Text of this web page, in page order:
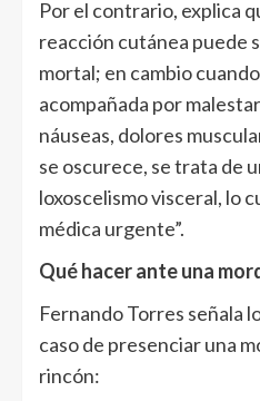
Por el contrario, explica
reacción cutánea puede
mortal; en cambio
acompañada por
náuseas, dolores
se oscurece, se trata de
loxoscelismo visceral, lo
médica urgente”.
Qué hacer ante una
Fernando Torres señala
caso de presenciar una
rincón: